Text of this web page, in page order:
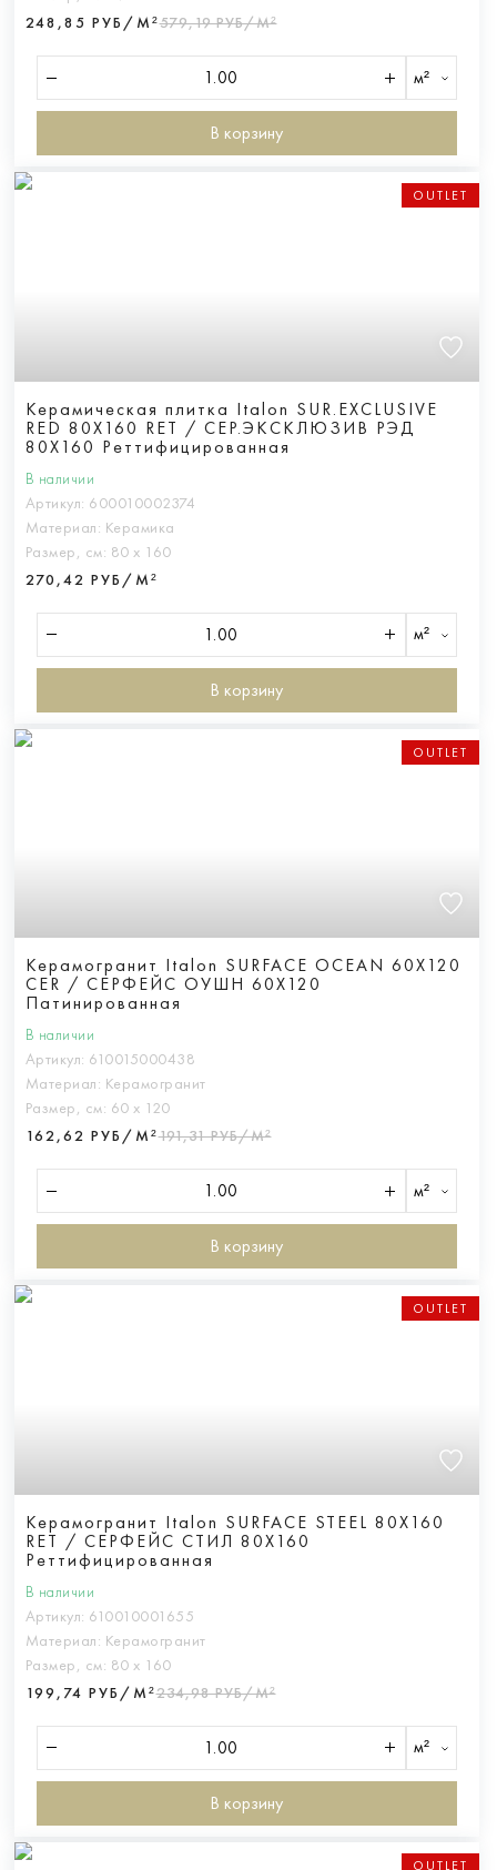
248,85 РУБ/М²579,19 РУБ/М²
м²
В корзину
OUTLET
Керамическая плитка Italon SUR.EXCLUSIVE
RED 80X160 RET / СЕР.ЭКСКЛЮЗИВ РЭД
80X160 Реттифицированная
В наличии
Артикул: 600010002374
Материал: Керамика
Размер, см: 80 х 160
270,42 РУБ/М²
м²
В корзину
OUTLET
Керамогранит Italon SURFACE OCEAN 60X120
CER / СЕРФЕЙС ОУШН 60X120
Патинированная
В наличии
Артикул: 610015000438
Материал: Керамогранит
Размер, см: 60 х 120
162,62 РУБ/М²191,31 РУБ/М²
м²
В корзину
OUTLET
Керамогранит Italon SURFACE STEEL 80X160
RET / СЕРФЕЙС СТИЛ 80X160
Реттифицированная
В наличии
Артикул: 610010001655
Материал: Керамогранит
Размер, см: 80 х 160
199,74 РУБ/М²234,98 РУБ/М²
м²
В корзину
OUTLET